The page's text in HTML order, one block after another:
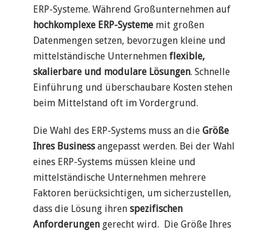
ERP-Systeme. Während Großunternehmen auf
hochkomplexe ERP-Systeme mit großen
Datenmengen setzen, bevorzugen kleine und
mittelständische Unternehmen flexible,
skalierbare und modulare Lösungen. Schnelle
Einführung und überschaubare Kosten stehen
beim Mittelstand oft im Vordergrund.
Die Wahl des ERP-Systems muss an die Größe
Ihres Businessangepasst werden. Bei der Wahl
eines ERP-Systems müssen kleine und
mittelständische Unternehmen mehrere
Faktoren berücksichtigen, um sicherzustellen,
dass die Lösung ihren spezifischen
Anforderungen gerecht wird. Die Größe Ihres